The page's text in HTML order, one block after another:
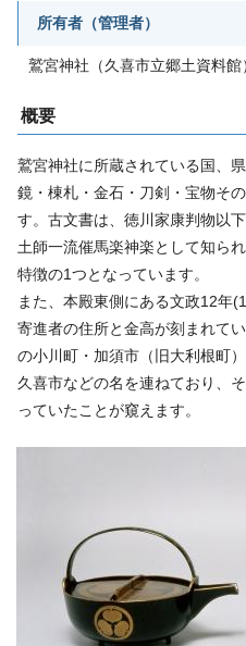
所有者（管理者）
鷲宮神社（久喜市立郷土資料館
概要
鷲宮神社に所蔵されている国、
鏡・棟札・金石・刀剣・宝物そ
す。古文書は、徳川家康判物以
土師一流催馬楽神楽として知ら
特徴の1つとなっています。
また、本殿東側にある文政12年
寄進者の住所と金高が刻まれて
の小川町・加須市（旧大利根町
久喜市などの名を連ねており、
っていたことが窺えます。